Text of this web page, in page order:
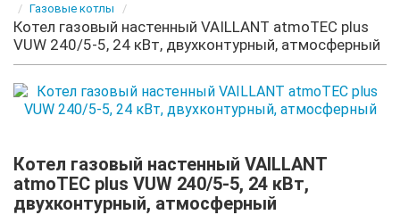
Газовые котлы
Котел газовый настенный VAILLANT atmoTEC plus
VUW 240/5-5, 24 кВт, двухконтурный, атмосферный
Котел газовый настенный VAILLANT
atmoTEC plus VUW 240/5-5, 24 кВт,
двухконтурный, атмосферный